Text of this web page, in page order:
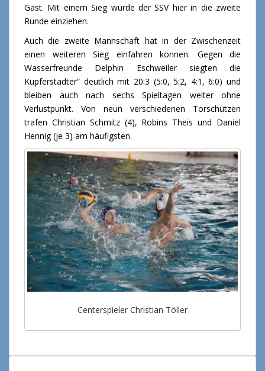
Gast. Mit einem Sieg würde der SSV hier in die zweite
Runde einziehen.
Auch die zweite Mannschaft hat in der Zwischenzeit
einen weiteren Sieg einfahren können. Gegen die
Wasserfreunde Delphin Eschweiler siegten die
Kupferstädter“ deutlich mit 20:3 (5:0, 5:2, 4:1, 6:0) und
bleiben auch nach sechs Spieltagen weiter ohne
Verlustpunkt. Von neun verschiedenen Torschützen
trafen Christian Schmitz (4), Robins Theis und Daniel
Hennig (je 3) am häufigsten.
Centerspieler Christian Töller